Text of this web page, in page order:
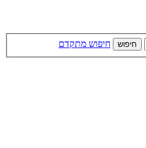
חיפוש חיפוש מתקדם